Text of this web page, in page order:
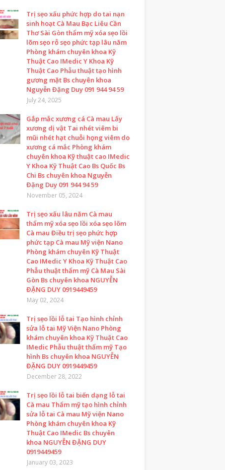
Trị sẹo xấu phức hợp do tai nạn
sinh hoạt Cà Mau Bạc Liêu Cần
Thơ Sài Gòn thẩm mỹ xóa sẹo lồi
lõm sẹo rỗ sẹo phức tạp lâu năm
Phòng khám chuyên khoa Kỹ
Thuật Cao IMedic Y Khoa Kỹ
Thuật Cao Phẫu thuật tạo hình
gương mặt Bs chuyên khoa
Nguyễn Đặng Duy 091 944 94 59
July 24, 2025
Gắp mắc xương cá Cà mau Lấy
xương dị vật Tai nhét viêm bi
mũi nhét hạt chuỗi họng viêm do
xương cá mắc Phòng khám
chuyên khoa Kỹ thuật cao IMedic
Y Khoa Kỹ Thuật Cao Bs Quốc Bs
Chi Bs chuyên khoa Nguyễn
Đặng Duy 091 944 94 59
November 05, 2024
Trị sẹo xấu lâu năm Cà mau
thẩm mỹ xóa sẹo lồi xóa sẹo lõm
Cà mau Điều trị sẹo phức hợp
phức tạp Cà mau Mỹ viện Nano
Phòng khám chuyên Kỹ Thuật
Cao IMedic Y Khoa Kỹ Thuật Cao
Phẫu thuật thẩm mỹ Cà Mau Sài
Gòn Bs chuyên khoa NGUYỄN
ĐẶNG DUY 0919449459
May 02, 2024
Trị sẹo lồi lỗ tai Tạo hình chỉnh
sửa lỗ tai Mỹ Viện Nano Phòng
khám chuyên khoa Kỹ Thuật Cao
IMedic Phẫu thuật thẩm mỹ Tạo
hình Bs chuyên khoa NGUYỄN
ĐẶNG DUY 0919449459
December 28, 2022
Trị sẹo lồi lỗ tai biến dạng lỗ tai
Cà mau Thẩm mỹ tạo hình chỉnh
sửa lỗ tai Cà mau Mỹ viện Nano
Phòng khám chuyên khoa Kỹ
Thuật Cao IMedic Bs chuyên
khoa NGUYỄN ĐẶNG DUY
0919449459
January 03, 2023